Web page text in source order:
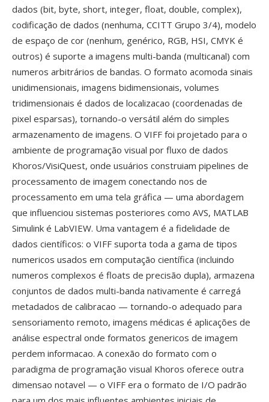
dados (bit, byte, short, integer, float, double, complex),
codificação de dados (nenhuma, CCITT Grupo 3/4), modelo
de espaço de cor (nenhum, genérico, RGB, HSI, CMYK é
outros) é suporte a imagens multi-banda (multicanal) com
numeros arbitrários de bandas. O formato acomoda sinais
unidimensionais, imagens bidimensionais, volumes
tridimensionais é dados de localizacao (coordenadas de
pixel esparsas), tornando-o versátil além do simples
armazenamento de imagens. O VIFF foi projetado para o
ambiente de programação visual por fluxo de dados
Khoros/VisiQuest, onde usuários construiam pipelines de
processamento de imagem conectando nos de
processamento em uma tela gráfica — uma abordagem
que influenciou sistemas posteriores como AVS, MATLAB
Simulink é LabVIEW. Uma vantagem é a fidelidade de
dados científicos: o VIFF suporta toda a gama de tipos
numericos usados em computação científica (incluindo
numeros complexos é floats de precisão dupla), armazena
conjuntos de dados multi-banda nativamente é carregá
metadados de calibracao — tornando-o adequado para
sensoriamento remoto, imagens médicas é aplicações de
análise espectral onde formatos genericos de imagem
perdem informacao. A conexão do formato com o
paradigma de programação visual Khoros oferece outra
dimensao notavel — o VIFF era o formato de I/O padrão